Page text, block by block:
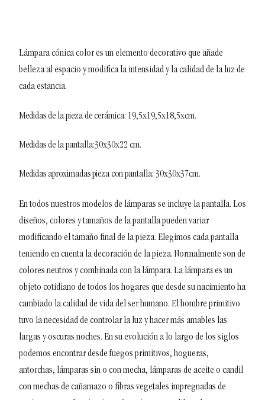
Lámpara cónica color es un elemento decorativo que añade
belleza al espacio y modifica la intensidad y la calidad de la luz de
cada estancia.
Medidas de la pieza de cerámica: 19,5x19,5x18,5xcm.
Medidas de la pantalla:30x30x22 cm.
Medidas aproximadas pieza con pantalla: 30x30x37cm.
En todos nuestros modelos de lámparas se incluye la pantalla. Los
diseños, colores y tamaños de la pantalla pueden variar
modificando el tamaño final de la pieza. Elegimos cada pantalla
teniendo en cuenta la decoración de la pieza. Normalmente son de
colores neutros y combinada con la lámpara. La lámpara es un
objeto cotidiano de todos los hogares que desde su nacimiento ha
cambiado la calidad de vida del ser humano. El hombre primitivo
tuvo la necesidad de controlar la luz y hacer más amables las
largas y oscuras noches. En su evolución a lo largo de los siglos
podemos encontrar desde fuegos primitivos, hogueras,
antorchas, lámparas sin o con mecha, lámparas de aceite o candil
con mechas de cañamazo o fibras vegetales impregnadas de